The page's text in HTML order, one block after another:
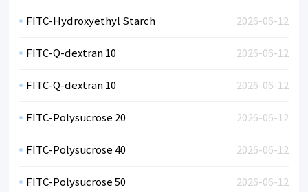
2026-06-12
FITC-Hydroxyethyl Starch
2026-06-12
FITC-Q-dextran 10
2026-06-12
FITC-Q-dextran 10
2026-06-12
FITC-Polysucrose 20
2026-06-12
FITC-Polysucrose 40
2026-06-12
FITC-Polysucrose 50